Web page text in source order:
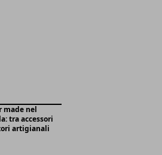
made nel
tra accessori
artigianali